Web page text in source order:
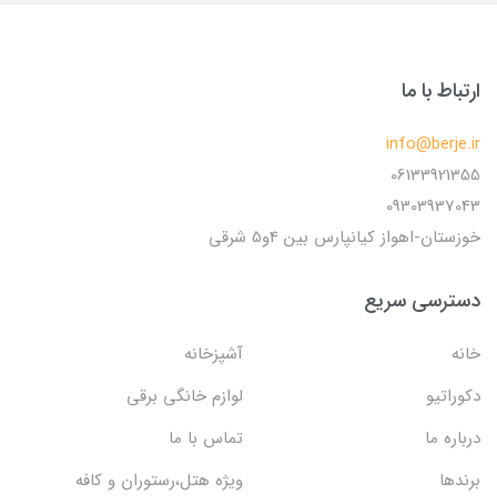
ارتباط با ما
info@berje.ir
06133921355
09303937043
خوزستان-اهواز کیانپارس بین 4و5 شرقی
دسترسی سریع
خانه
آشپزخانه
دکوراتیو
لوازم خانگی برقی
درباره ما
تماس با ما
برندها
ویژه هتل،رستوران و کافه